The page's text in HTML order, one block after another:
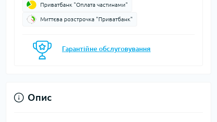
Приватбанк "Оплата частинами"
Миттєва розстрочка "Приватбанк"
Гарантійне обслуговування
Опис